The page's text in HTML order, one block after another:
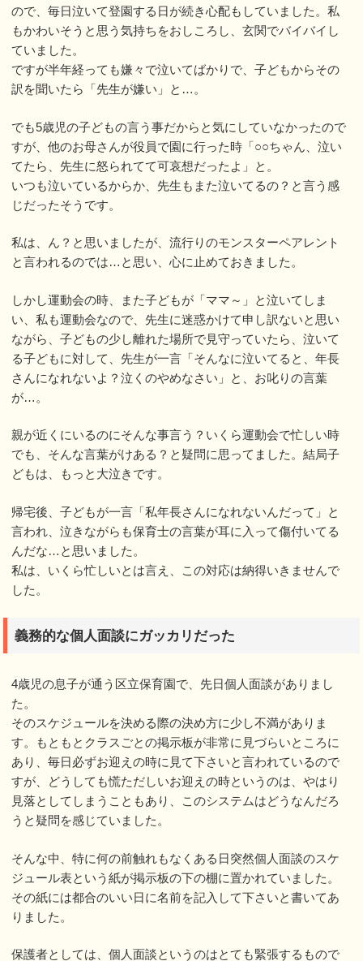
ので、毎日泣いて登園する日が続き心配もしていました。私
もかわいそうと思う気持ちをおしころし、玄関でバイバイし
ていました。
ですが半年経っても嫌々で泣いてばかりで、子どもからその
訳を聞いたら「先生が嫌い」と…。
でも5歳児の子どもの言う事だからと気にしていなかったので
すが、他のお母さんが役員で園に行った時「○○ちゃん、泣い
てたら、先生に怒られてて可哀想だったよ」と。
いつも泣いているからか、先生もまた泣いてるの？と言う感
じだったそうです。
私は、ん？と思いましたが、流行りのモンスターペアレント
と言われるのでは…と思い、心に止めておきました。
しかし運動会の時、また子どもが「ママ～」と泣いてしま
い、私も運動会なので、先生に迷惑かけて申し訳ないと思い
ながら、子どもの少し離れた場所で見守っていたら、泣いて
る子どもに対して、先生が一言「そんなに泣いてると、年長
さんになれないよ？泣くのやめなさい」と、お叱りの言葉
が…。
親が近くにいるのにそんな事言う？いくら運動会で忙しい時
でも、そんな言葉がけある？と疑問に思ってました。結局子
どもは、もっと大泣きです。
帰宅後、子どもが一言「私年長さんになれないんだって」と
言われ、泣きながらも保育士の言葉が耳に入って傷付いてる
んだな…と思いました。
私は、いくら忙しいとは言え、この対応は納得いきませんで
した。
義務的な個人面談にガッカリだった
4歳児の息子が通う区立保育園で、先日個人面談がありまし
た。
そのスケジュールを決める際の決め方に少し不満がありま
す。もともとクラスごとの掲示板が非常に見づらいところに
あり、毎日必ずお迎えの時に見て下さいと言われているので
すが、どうしても慌ただしいお迎えの時というのは、やはり
見落としてしまうこともあり、このシステムはどうなんだろ
うと疑問を感じていました。
そんな中、特に何の前触れもなくある日突然個人面談のスケ
ジュール表という紙が掲示板の下の棚に置かれていました。
その紙には都合のいい日に名前を記入して下さいと書いてあ
りました。
保護者としては、個人面談というのはとても緊張するもので